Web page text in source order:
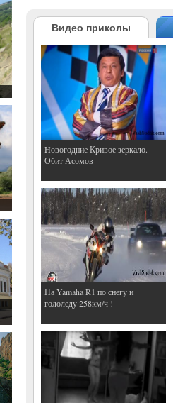
Видео приколы
Hовогодние Кривое зеркало.
Обит Асомов
На Yamaha R1 по снегу и
гололеду 258км/ч !